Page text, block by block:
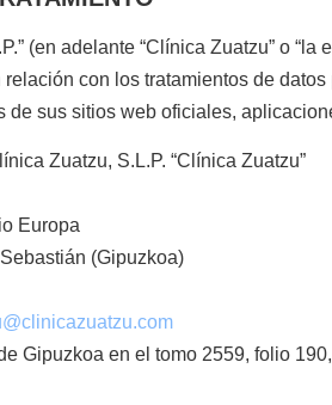
(en adelante “Clínica Zuatzu” o “la
con los tratamientos de
de sus sitios web oficiales,
Zuatzu, S.L.P. “Clínica Zuatzu”
Europa
(Gipuzkoa)
Gipuzkoa en el tomo 2559, folio